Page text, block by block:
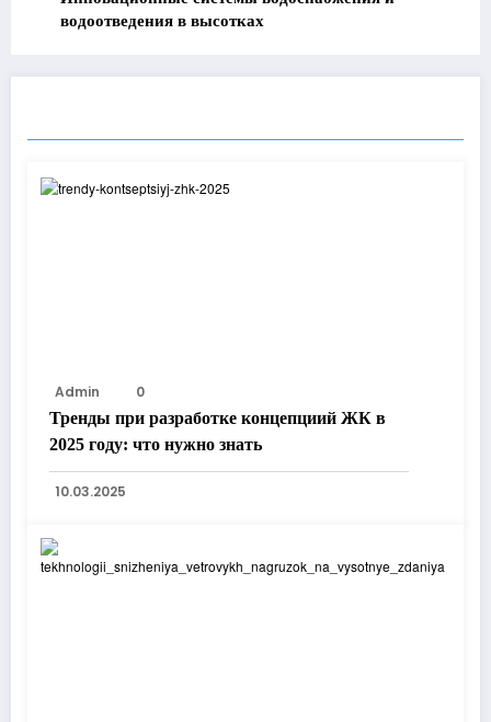
водоотведения в высотках
Admin
0
Тренды при разработке концепциий ЖК в
2025 году: что нужно знать
10.03.2025